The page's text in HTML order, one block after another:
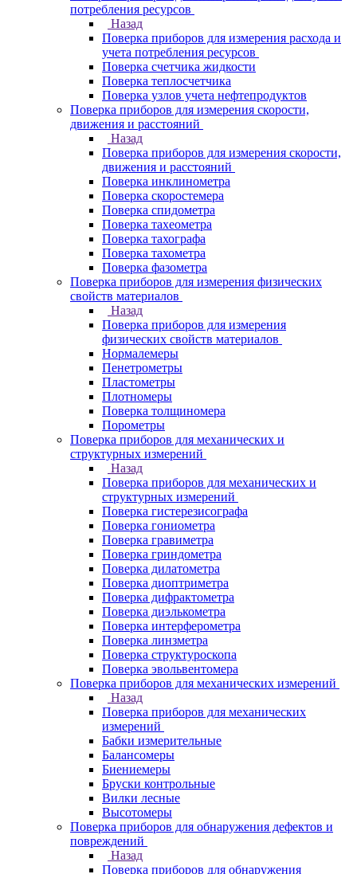
потребления ресурсов
Назад
Поверка приборов для измерения расхода и
учета потребления ресурсов
Поверка счетчика жидкости
Поверка теплосчетчика
Поверка узлов учета нефтепродуктов
Поверка приборов для измерения скорости,
движения и расстояний
Назад
Поверка приборов для измерения скорости,
движения и расстояний
Поверка инклинометра
Поверка скоростемера
Поверка спидометра
Поверка тахеометра
Поверка тахографа
Поверка тахометра
Поверка фазометра
Поверка приборов для измерения физических
свойств материалов
Назад
Поверка приборов для измерения
физических свойств материалов
Нормалемеры
Пенетрометры
Пластометры
Плотномеры
Поверка толщиномера
Порометры
Поверка приборов для механических и
структурных измерений
Назад
Поверка приборов для механических и
структурных измерений
Поверка гистерезисографа
Поверка гониометра
Поверка гравиметра
Поверка гриндометра
Поверка дилатометра
Поверка диоптриметра
Поверка дифрактометра
Поверка диэлькометра
Поверка интерферометра
Поверка линзметра
Поверка структуроскопа
Поверка эвольвентомера
Поверка приборов для механических измерений
Назад
Поверка приборов для механических
измерений
Бабки измерительные
Балансомеры
Биениемеры
Бруски контрольные
Вилки лесные
Высотомеры
Поверка приборов для обнаружения дефектов и
повреждений
Назад
Поверка приборов для обнаружения